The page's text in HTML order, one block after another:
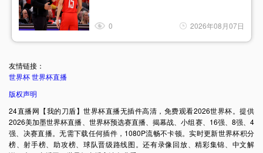
0 2026年08月07日
友情链接：
世界杯世界杯直播
版权声明
24直播网【我的刀盾】世界杯直播无插件高清，免费观看2026世界杯。提供
2026美加墨世界杯直播、世界杯预选赛直播、揭幕战、小组赛、16强、8强、4
强、决赛直播。无需下载任何插件，1080P流畅不卡顿。实时更新世界杯积分
榜、射手榜、助攻榜、球队晋级路线图。还有录像回放、精彩集锦、中文解